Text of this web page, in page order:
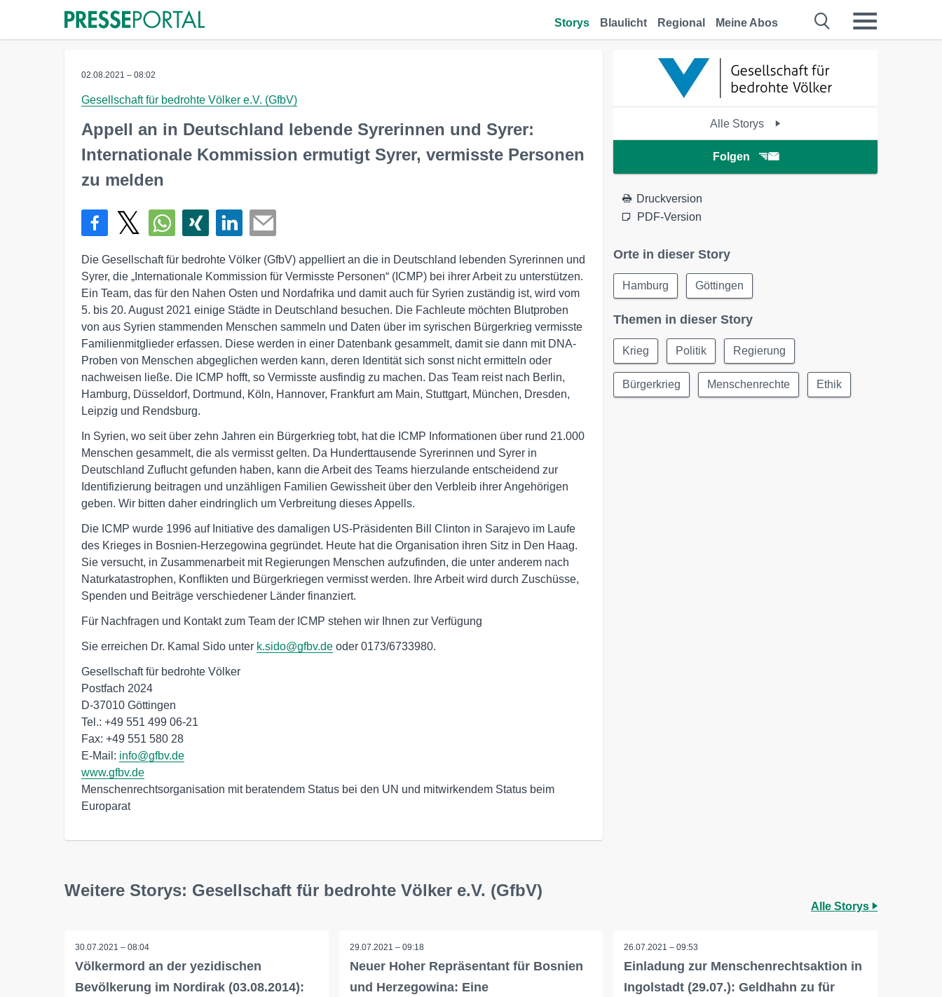
Storys Blaulicht Regional Meine Abos
02.08.2021 – 08:02
Gesellschaft für bedrohte Völker e.V. (GfbV)
Appell an in Deutschland lebende Syrerinnen und Syrer:
Internationale Kommission ermutigt Syrer, vermisste Personen
zu melden
Die Gesellschaft für bedrohte Völker (GfbV) appelliert an die in Deutschland lebenden Syrerinnen und
Syrer, die „Internationale Kommission für Vermisste Personen“ (ICMP) bei ihrer Arbeit zu unterstützen.
Ein Team, das für den Nahen Osten und Nordafrika und damit auch für Syrien zuständig ist, wird vom
5. bis 20. August 2021 einige Städte in Deutschland besuchen. Die Fachleute möchten Blutproben
von aus Syrien stammenden Menschen sammeln und Daten über im syrischen Bürgerkrieg vermisste
Familienmitglieder erfassen. Diese werden in einer Datenbank gesammelt, damit sie dann mit DNA-
Proben von Menschen abgeglichen werden kann, deren Identität sich sonst nicht ermitteln oder
nachweisen ließe. Die ICMP hofft, so Vermisste ausfindig zu machen. Das Team reist nach Berlin,
Hamburg, Düsseldorf, Dortmund, Köln, Hannover, Frankfurt am Main, Stuttgart, München, Dresden,
Leipzig und Rendsburg.
In Syrien, wo seit über zehn Jahren ein Bürgerkrieg tobt, hat die ICMP Informationen über rund 21.000
Menschen gesammelt, die als vermisst gelten. Da Hunderttausende Syrerinnen und Syrer in
Deutschland Zuflucht gefunden haben, kann die Arbeit des Teams hierzulande entscheidend zur
Identifizierung beitragen und unzähligen Familien Gewissheit über den Verbleib ihrer Angehörigen
geben. Wir bitten daher eindringlich um Verbreitung dieses Appells.
Die ICMP wurde 1996 auf Initiative des damaligen US-Präsidenten Bill Clinton in Sarajevo im Laufe
des Krieges in Bosnien-Herzegowina gegründet. Heute hat die Organisation ihren Sitz in Den Haag.
Sie versucht, in Zusammenarbeit mit Regierungen Menschen aufzufinden, die unter anderem nach
Naturkatastrophen, Konflikten und Bürgerkriegen vermisst werden. Ihre Arbeit wird durch Zuschüsse,
Spenden und Beiträge verschiedener Länder finanziert.
Für Nachfragen und Kontakt zum Team der ICMP stehen wir Ihnen zur Verfügung
Sie erreichen Dr. Kamal Sido unter k.sido@gfbv.de oder 0173/6733980.
Gesellschaft für bedrohte Völker
Postfach 2024
D-37010 Göttingen
Tel.: +49 551 499 06-21
Fax: +49 551 580 28
E-Mail: info@gfbv.de
www.gfbv.de
Menschenrechtsorganisation mit beratendem Status bei den UN und mitwirkendem Status beim
Europarat
Alle Storys
Folgen
Druckversion
PDF-Version
Orte in dieser Story
Hamburg Göttingen
Themen in dieser Story
Krieg Politik Regierung
Bürgerkrieg Menschenrechte Ethik
Weitere Storys: Gesellschaft für bedrohte Völker e.V. (GfbV)
Alle Storys
30.07.2021 – 08:04
Völkermord an der yezidischen
Bevölkerung im Nordirak (03.08.2014):
29.07.2021 – 09:18
Neuer Hoher Repräsentant für Bosnien
und Herzegowina: Eine
26.07.2021 – 09:53
Einladung zur Menschenrechtsaktion in
Ingolstadt (29.07.): Geldhahn zu für